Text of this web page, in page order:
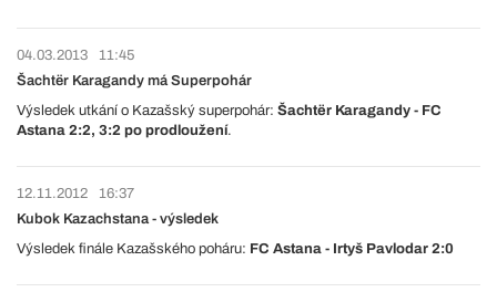
04.03.2013
11:45
Šachtër Karagandy má Superpohár
Výsledek utkání o Kazašský superpohár: Šachtër Karagandy - FC
Astana 2:2, 3:2 po prodloužení.
12.11.2012
16:37
Kubok Kazachstana - výsledek
Výsledek finále Kazašského poháru: FC Astana - Irtyš Pavlodar 2:0